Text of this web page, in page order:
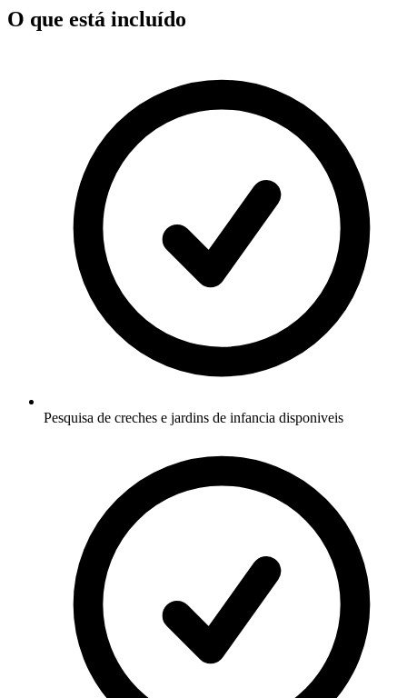
O que está incluído
Pesquisa de creches e jardins de infancia disponiveis